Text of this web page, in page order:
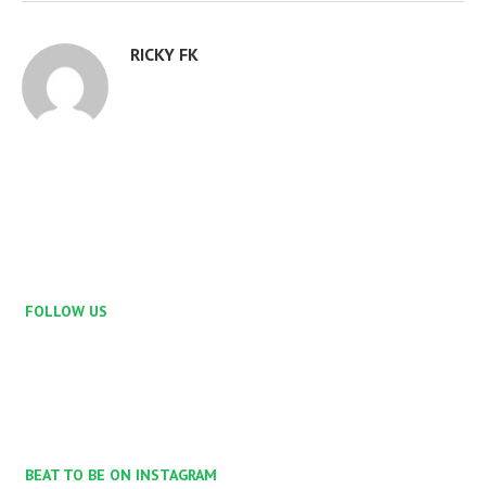
RICKY FK
FOLLOW US
BEAT TO BE ON INSTAGRAM